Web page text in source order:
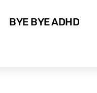
BYE BYE ADHD